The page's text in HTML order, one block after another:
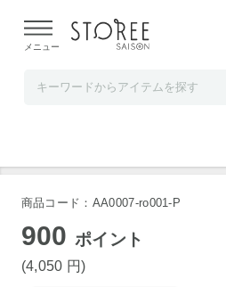
よる配送遅延が発生しております。
メニュー
黄金のモンブランロール
商品コード：AA0007-ro001-P
900ポイント
(4,050 円)